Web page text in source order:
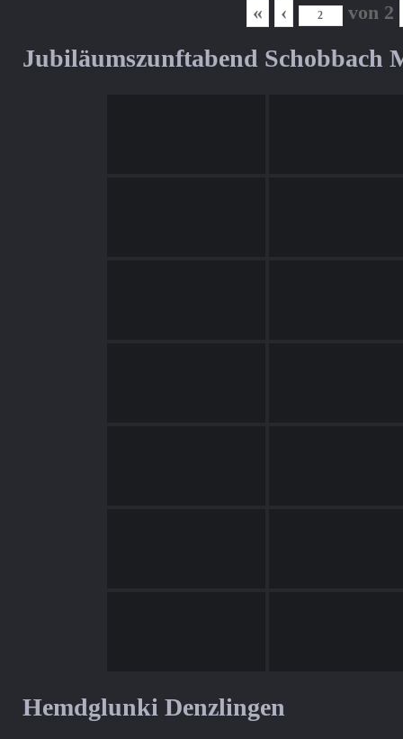
« ‹ von 2
Jubiläumszunftabend Schobbach
Hemdglunki Denzlingen